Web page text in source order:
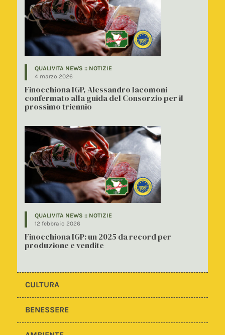
QUALIVITA NEWS :: NOTIZIE
4 marzo 2026
Finocchiona IGP, Alessandro Iacomoni
confermato alla guida del Consorzio per il
prossimo triennio
QUALIVITA NEWS :: NOTIZIE
12 febbraio 2026
Finocchiona IGP: un 2025 da record per
produzione e vendite
CULTURA
BENESSERE